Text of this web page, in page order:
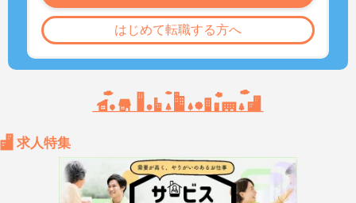
はじめて転職する方へ
求人特集